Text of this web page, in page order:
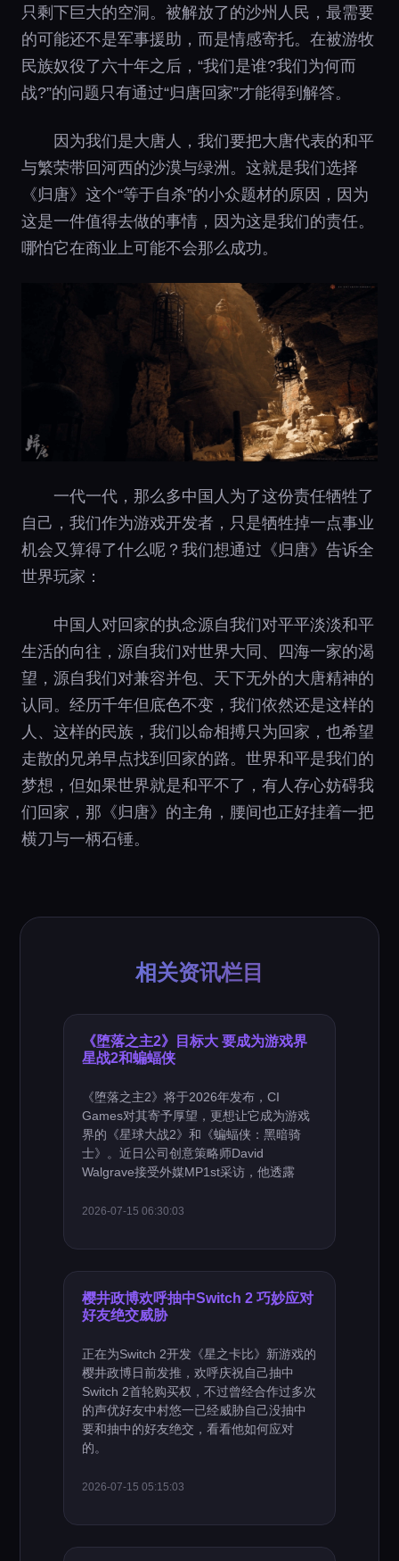
只剩下巨大的空洞。被解放了的沙州人民，最需要
的可能还不是军事援助，而是情感寄托。在被游牧
民族奴役了六十年之后，“我们是谁?我们为何而
战?”的问题只有通过“归唐回家”才能得到解答。
因为我们是大唐人，我们要把大唐代表的和平
与繁荣带回河西的沙漠与绿洲。这就是我们选择
《归唐》这个“等于自杀”的小众题材的原因，因为
这是一件值得去做的事情，因为这是我们的责任。
哪怕它在商业上可能不会那么成功。
一代一代，那么多中国人为了这份责任牺牲了
自己，我们作为游戏开发者，只是牺牲掉一点事业
机会又算得了什么呢？我们想通过《归唐》告诉全
世界玩家：
中国人对回家的执念源自我们对平平淡淡和平
生活的向往，源自我们对世界大同、四海一家的渴
望，源自我们对兼容并包、天下无外的大唐精神的
认同。经历千年但底色不变，我们依然还是这样的
人、这样的民族，我们以命相搏只为回家，也希望
走散的兄弟早点找到回家的路。世界和平是我们的
梦想，但如果世界就是和平不了，有人存心妨碍我
们回家，那《归唐》的主角，腰间也正好挂着一把
横刀与一柄石锤。
相关资讯栏目
《堕落之主2》目标大 要成为游戏界
星战2和蝙蝠侠
《堕落之主2》将于2026年发布，CI
Games对其寄予厚望，更想让它成为游戏
界的《星球大战2》和《蝙蝠侠：黑暗骑
士》。近日公司创意策略师David
Walgrave接受外媒MP1st采访，他透露
2026-07-15 06:30:03
樱井政博欢呼抽中Switch 2 巧妙应对
好友绝交威胁
正在为Switch 2开发《星之卡比》新游戏的
樱井政博日前发推，欢呼庆祝自己抽中
Switch 2首轮购买权，不过曾经合作过多次
的声优好友中村悠一已经威胁自己没抽中
要和抽中的好友绝交，看看他如何应对
的。
2026-07-15 05:15:03